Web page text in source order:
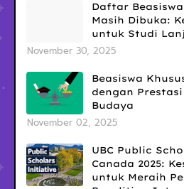
Daftar Beasiswa
Masih Dibuka:
untuk Studi
November 30, 2025
Beasiswa
dengan
Budaya
November 02, 2025
UBC Public
Canada 2025:
untuk Meraih